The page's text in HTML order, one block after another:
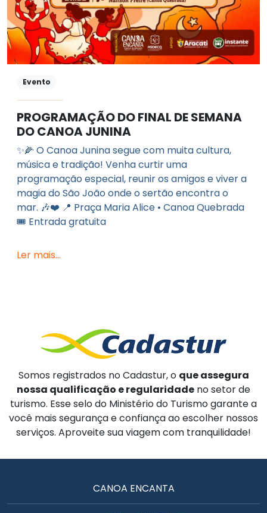
Evento
PROGRAMAÇÃO DO FINAL DE SEMANA
DO CANOA JUNINA
✨🌽 O Canoa Junina segue com muita cultura,
música e tradição! Venha curtir uma
programação especial, reunir os amigos e viver a
magia do São João onde o sertão encontra o
mar. 🎶❤️ 📍 Praça Maria Alice • Canoa Quebrada
🎟️ Entrada gratuita
Ler mais...
Somos registrados no Cadastur, o que assegura
nossa qualificação e regularidade no setor de
turismo. Esse selo do Ministério do Turismo garante a
você mais segurança e confiança ao escolher nossos
serviços. Aproveite sua viagem com tranquilidade!
CANOA ENCANTA